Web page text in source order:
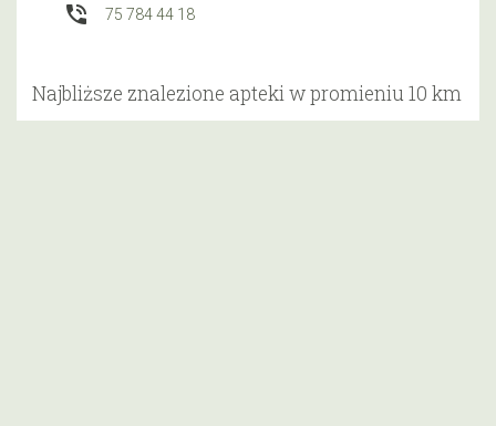
phone_in_talk 75 784 44 18
Najbliższe znalezione apteki w promieniu 10 km